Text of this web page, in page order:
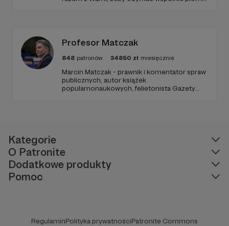
Profesor Matczak
848 patronów 34850 zł miesięcznie
Marcin Matczak - prawnik i komentator spraw
publicznych, autor książek
popularnonaukowych, felietonista Gazety
Kategorie
O Patronite
Dodatkowe produkty
Pomoc
RegulaminPolityka prywatnościPatronite Commons